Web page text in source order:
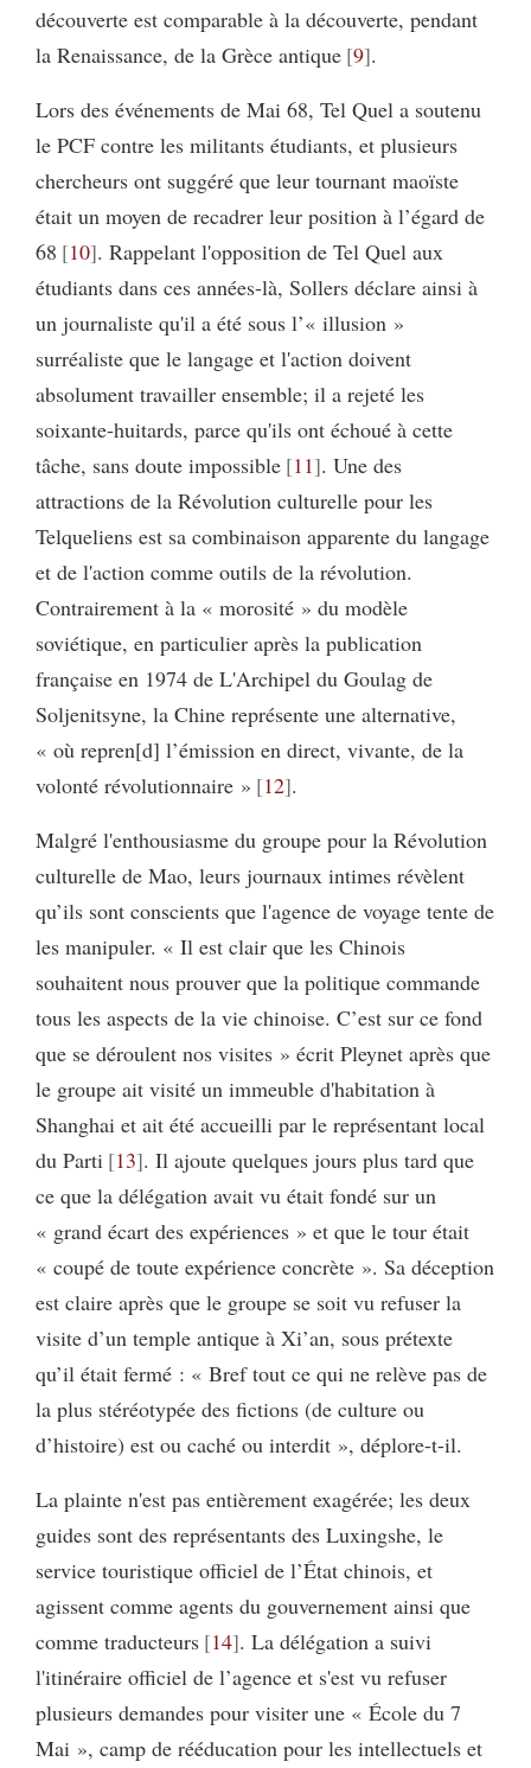
découverte est comparable à la découverte, pendant
la Renaissance, de la Grèce antique 9 .
Lors des événements de Mai 68, Tel Quel a soutenu
le PCF contre les militants étudiants, et plusieurs
chercheurs ont suggéré que leur tournant maoïste
était un moyen de recadrer leur position à l’égard de
68 10 . Rappelant l'opposition de Tel Quel aux
étudiants dans ces années-là, Sollers déclare ainsi à
un journaliste qu'il a été sous l’« illusion »
surréaliste que le langage et l'action doivent
absolument travailler ensemble; il a rejeté les
soixante-huitards, parce qu'ils ont échoué à cette
tâche, sans doute impossible 11 . Une des
attractions de la Révolution culturelle pour les
Telqueliens est sa combinaison apparente du langage
et de l'action comme outils de la révolution.
Contrairement à la « morosité » du modèle
soviétique, en particulier après la publication
française en 1974 de L'Archipel du Goulag de
Soljenitsyne, la Chine représente une alternative,
« où repren[d] l’émission en direct, vivante, de la
volonté révolutionnaire » 12 .
Malgré l'enthousiasme du groupe pour la Révolution
culturelle de Mao, leurs journaux intimes révèlent
qu’ils sont conscients que l'agence de voyage tente de
les manipuler. « Il est clair que les Chinois
souhaitent nous prouver que la politique commande
tous les aspects de la vie chinoise. C’est sur ce fond
que se déroulent nos visites » écrit Pleynet après que
le groupe ait visité un immeuble d'habitation à
Shanghai et ait été accueilli par le représentant local
du Parti 13 . Il ajoute quelques jours plus tard que
ce que la délégation avait vu était fondé sur un
« grand écart des expériences » et que le tour était
« coupé de toute expérience concrète ». Sa déception
est claire après que le groupe se soit vu refuser la
visite d’un temple antique à Xi’an, sous prétexte
qu’il était fermé : « Bref tout ce qui ne relève pas de
la plus stéréotypée des fictions (de culture ou
d’histoire) est ou caché ou interdit », déplore-t-il.
La plainte n'est pas entièrement exagérée; les deux
guides sont des représentants des Luxingshe, le
service touristique officiel de l’État chinois, et
agissent comme agents du gouvernement ainsi que
comme traducteurs 14 . La délégation a suivi
l'itinéraire officiel de l’agence et s'est vu refuser
plusieurs demandes pour visiter une « École du 7
Mai », camp de rééducation pour les intellectuels et